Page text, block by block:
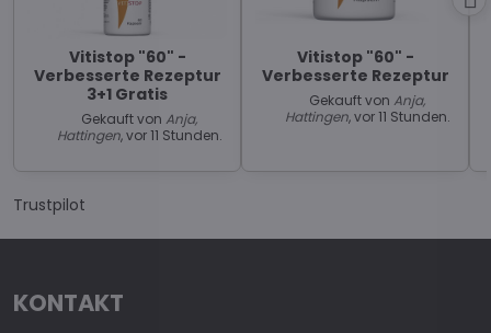
Vitistop "60" -
Verbesserte Rezeptur
3+1 Gratis
Gekauft von Anja,
Hattingen, vor 11 Stunden.
Vitistop "60" -
Verbesserte Rezeptur
Gekauft von Anja,
Hattingen, vor 11 Stunden.
Trustpilot
KONTAKT